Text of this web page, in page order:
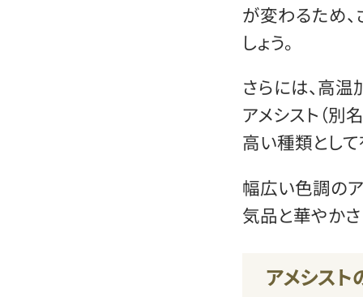
が変わるため
しょう。
さらには、高温
アメシスト（別
高い種類として
幅広い色調の
気品と華やかさ
アメシス